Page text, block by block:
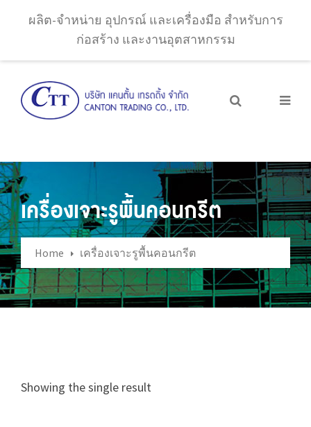
ผลิต-จำหน่าย อุปกรณ์ และเครื่องมือ สำหรับการ
ก่อสร้าง และงานอุตสาหกรรม
เครื่องเจาะรูพื้นคอนกรีต
Home เครื่องเจาะรูพื้นคอนกรีต
Showing the single result